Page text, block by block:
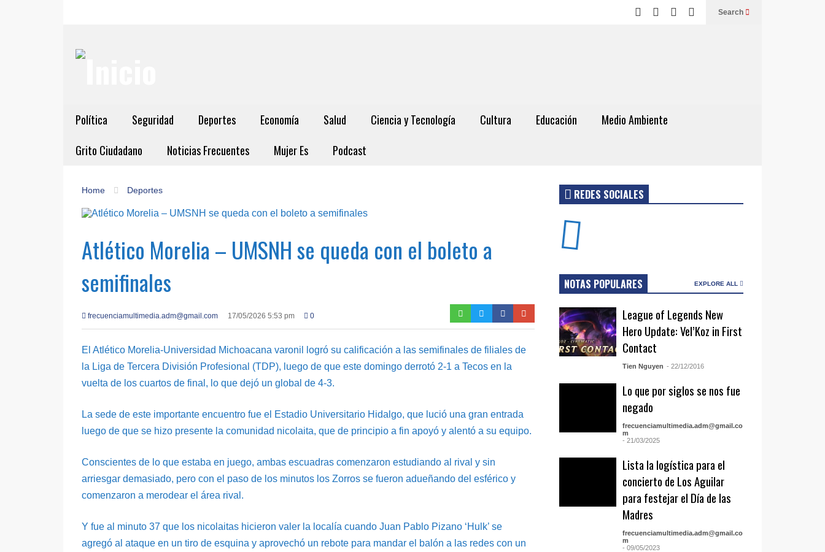
Search
Política Seguridad Deportes Economía Salud Ciencia y Tecnología Cultura Educación
Medio Ambiente
Grito Ciudadano
Noticias Frecuentes Mujer Es Podcast
Home Deportes
Atlético Morelia – UMSNH se queda con el boleto a
semifinales
frecuenciamultimedia.adm@gmail.com 17/05/2026 5:53 pm 0
El Atlético Morelia-Universidad Michoacana varonil logró su calificación a las semifinales de filiales de
la Liga de Tercera División Profesional (TDP), luego de que este domingo derrotó 2-1 a Tecos en la
vuelta de los cuartos de final, lo que dejó un global de 4-3.
La sede de este importante encuentro fue el Estadio Universitario Hidalgo, que lució una gran entrada
luego de que se hizo presente la comunidad nicolaita, que de principio a fin apoyó y alentó a su equipo.
Conscientes de lo que estaba en juego, ambas escuadras comenzaron estudiando al rival y sin
arriesgar demasiado, pero con el paso de los minutos los Zorros se fueron adueñando del esférico y
comenzaron a merodear el área rival.
Y fue al minuto 37 que los nicolaitas hicieron valer la localía cuando Juan Pablo Pizano ‘Hulk’ se
agregó al ataque en un tiro de esquina y aprovechó un rebote para mandar el balón a las redes con un
REDES SOCIALES
NOTAS POPULARES EXPLORE ALL
League of Legends New
Hero Update: Vel’Koz in First
Contact
Tien Nguyen - 22/12/2016
Lo que por siglos se nos fue
negado
frecuenciamultimedia.adm@gmail.co
m
- 21/03/2025
Lista la logística para el
concierto de Los Aguilar
para festejar el Día de las
Madres
frecuenciamultimedia.adm@gmail.co
m
- 09/05/2023